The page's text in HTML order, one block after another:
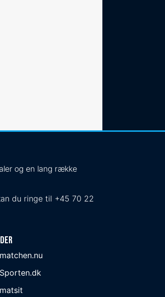
og en lang række
du ringe til +45 70 22